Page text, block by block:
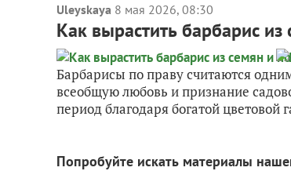
Uleyskaya 8 мая 2026, 08:30
Как вырастить барбарис
Барбарисы по праву считаются
всеобщую любовь и признание
период благодаря богатой цветовой
Попробуйте искать материалы